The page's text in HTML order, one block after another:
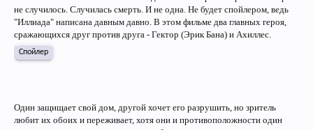
не случилось. Случилась смерть. И не одна. Не будет спойлером, ведь
"Иллиада" написана давным давно. В этом фильме два главных героя,
сражающихся друг против друга - Гектор (Эрик Бана) и Ахиллес.
Спойлер
Один защищает свой дом, другой хочет его разрушить, но зритель
любит их обоих и переживает, хотя они и противоположности один